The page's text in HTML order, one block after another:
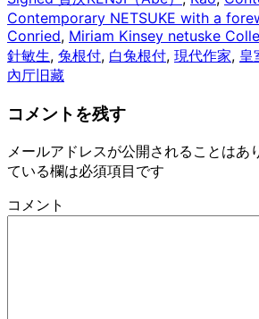
Contemporary NETSUKE with a
Conried, Miriam Kinsey netuske
針敏生, 兔根付, 白兔根付, 現代作家, 皇
內厅旧藏
コメントを残す
メールアドレスが公開されることはあ
ている欄は必須項目です
コメント